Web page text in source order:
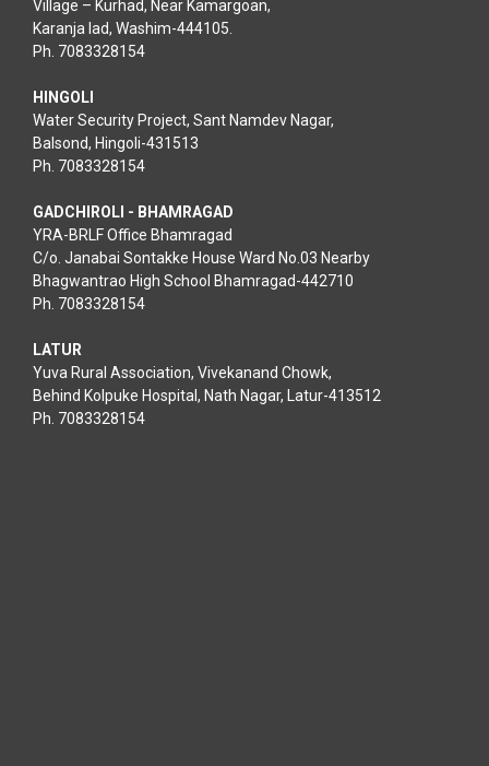
Village – Kurhad, Near Kamargoan,
Karanja lad, Washim-444105.
Ph. 7083328154
HINGOLI
Water Security Project, Sant Namdev Nagar,
Balsond, Hingoli-431513
Ph. 7083328154
GADCHIROLI - BHAMRAGAD
YRA-BRLF Office Bhamragad
C/o. Janabai Sontakke House Ward No.03 Nearby
Bhagwantrao High School Bhamragad-442710
Ph. 7083328154
LATUR
Yuva Rural Association, Vivekanand Chowk,
Behind Kolpuke Hospital, Nath Nagar, Latur-413512
Ph. 7083328154